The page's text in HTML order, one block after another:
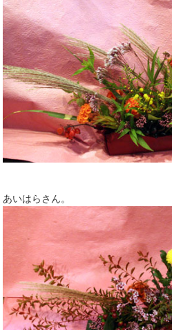
あいはらさん。